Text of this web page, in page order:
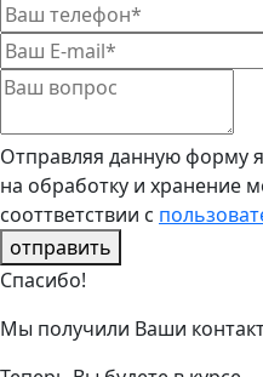
Отправляя данную форму
на обработку и хранение
сооттветствии с
отправить
Спасибо!
Мы получили Ваши